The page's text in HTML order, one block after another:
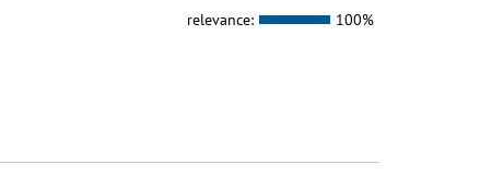
relevance: 100%